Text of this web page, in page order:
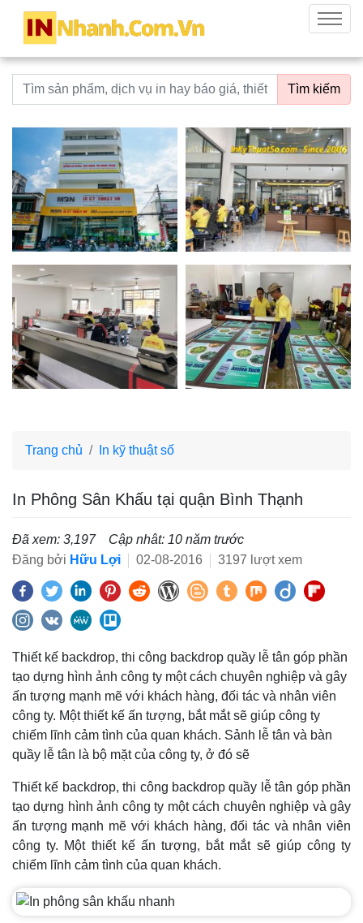
innhanh.com.vn
Menu
Từ khoá tìm kiếm Tìm kiếm
Trang chủ In kỹ thuật số
In Phông Sân Khấu tại quận Bình Thạnh
Đã xem: 3,197
Cập nhât: 10 năm trước
Đăng bởi Hữu Lợi 02-08-2016 3197 lượt xem
Thiết kế backdrop, thi công backdrop quầy lễ tân góp phần
tạo dựng hình ảnh công ty một cách chuyên nghiệp và gây
ấn tượng mạnh mẽ với khách hàng, đối tác và nhân viên
công ty. Một thiết kế ấn tượng, bắt mắt sẽ giúp công ty
chiếm lĩnh cảm tình của quan khách. Sảnh lễ tân và bàn
quầy lễ tân là bộ mặt của công ty, ở đó sẽ
Thiết kế backdrop, thi công backdrop quầy lễ tân góp phần
tạo dựng hình ảnh công ty một cách chuyên nghiệp và gây
ấn tượng mạnh mẽ với khách hàng, đối tác và nhân viên
công ty. Một thiết kế ấn tượng, bắt mắt sẽ giúp công ty
chiếm lĩnh cảm tình của quan khách.